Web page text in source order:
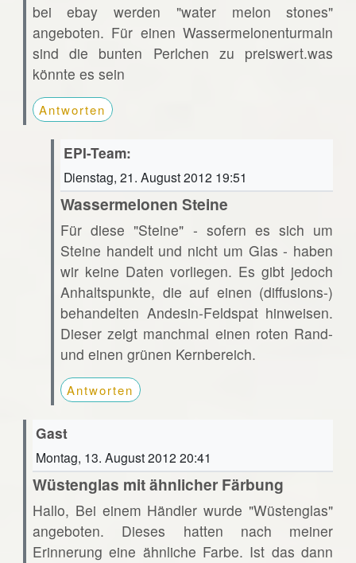
bei ebay werden "water melon stones"
angeboten. Für einen Wassermelonenturmaln
sind die bunten Perlchen zu preiswert.was
könnte es sein
Antworten
EPI-Team:
Dienstag, 21. August 2012 19:51
Wassermelonen Steine
Für diese "Steine" - sofern es sich um
Steine handelt und nicht um Glas - haben
wir keine Daten vorliegen. Es gibt jedoch
Anhaltspunkte, die auf einen (diffusions-)
behandelten Andesin-Feldspat hinweisen.
Dieser zeigt manchmal einen roten Rand-
und einen grünen Kernbereich.
Antworten
Gast
Montag, 13. August 2012 20:41
Wüstenglas mit ähnlicher Färbung
Hallo, Bei einem Händler wurde "Wüstenglas"
angeboten. Dieses hatten nach meiner
Erinnerung eine ähnliche Farbe. Ist das dann